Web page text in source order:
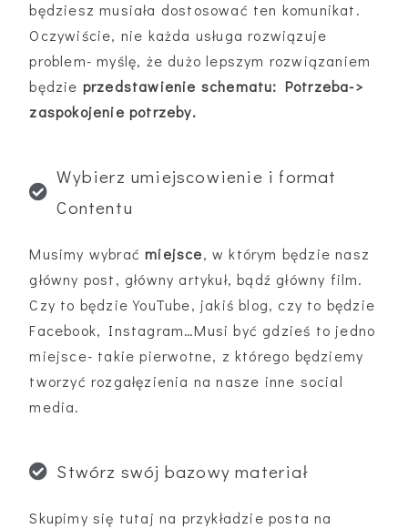
będziesz musiała dostosować ten komunikat.
Oczywiście, nie każda usługa rozwiązuje
problem- myślę, że dużo lepszym rozwiązaniem
będzie przedstawienie schematu: Potrzeba->
zaspokojenie potrzeby.
Wybierz umiejscowienie i format
Contentu
Musimy wybraćmiejsce, w którym będzie nasz
główny post, główny artykuł, bądź główny film.
Czy to będzie YouTube, jakiś blog, czy to będzie
Facebook, Instagram…Musi być gdzieś to jedno
miejsce- takie pierwotne, z którego będziemy
tworzyć rozgałęzienia na nasze inne social
media.
Stwórz swój bazowy materiał
Skupimy się tutaj na przykładzie posta na